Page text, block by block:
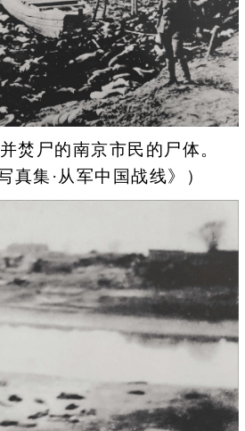
焚尸的南京市民的尸体。
真集·从军中国战线》）